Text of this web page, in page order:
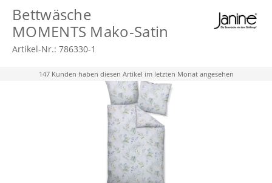
Bettwäsche
MOMENTS Mako-Satin
Artikel-Nr.: 786330-1
147 Kunden haben diesen Artikel im letzten Monat angesehen